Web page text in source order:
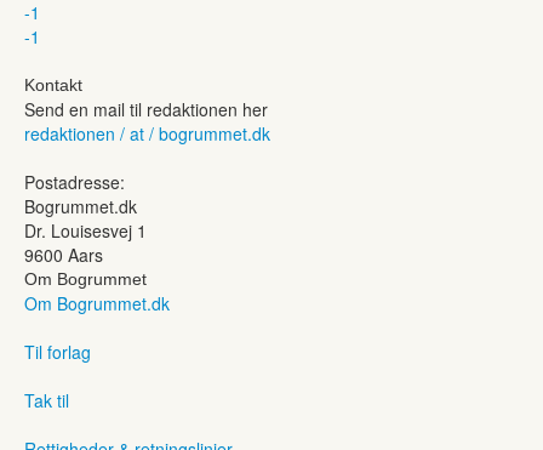
-1
-1
Kontakt
Send en mail til redaktionen her
redaktionen / at / bogrummet.dk
Postadresse:
Bogrummet.dk
Dr. Louisesvej 1
9600 Aars
Om Bogrummet
Om Bogrummet.dk
Til forlag
Tak til